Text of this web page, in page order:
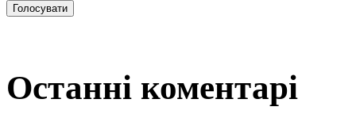
Останні коментарі